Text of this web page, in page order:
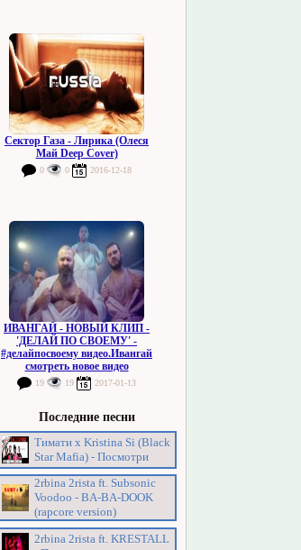
Сектор Газа - Лирика (Олеся
Май Deep Cover)
0 0 2016-12-18
ИВАНГАЙ - НОВЫЙ КЛИП -
'ДЕЛАЙ ПО СВОЕМУ' -
#делайпосвоему видео.Ивангай
смотреть новое видео
19 19 2017-01-13
Последние песни
Тимати х Kristina Si (Black
Star Mafia) - Посмотри
2rbina 2rista ft. Subsonic
Voodoo - BA-BA-DOOK
(rapcore version)
2rbina 2rista ft. KRESTALL